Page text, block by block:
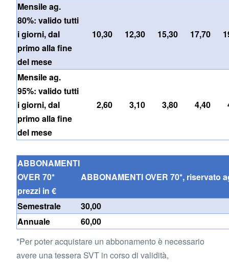
Mensile ag.
80%: valido tutti
i giorni, dal
primo alla fine
del mese
10,30 12,30 15,30 17,70
Mensile ag.
95%: valido tutti
i giorni, dal
primo alla fine
del mese
2,60 3,10 3,80 4,40
ABBONAMENTI
OVER 70*
prezzi in €
ABBONAMENTI OVER 70*,
Semestrale
30,00
Annuale
60,00
*Per poter acquistare un abbonamento è necessario
avere una tessera SVT in corso di validità,